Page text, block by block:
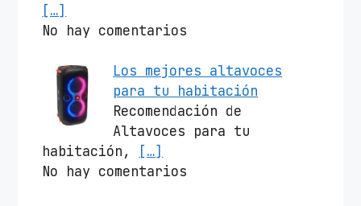
[…]
No hay comentarios
Los mejores altavoces
para tu habitación
Recomendación de
Altavoces para tu
habitación,
[…]
No hay comentarios